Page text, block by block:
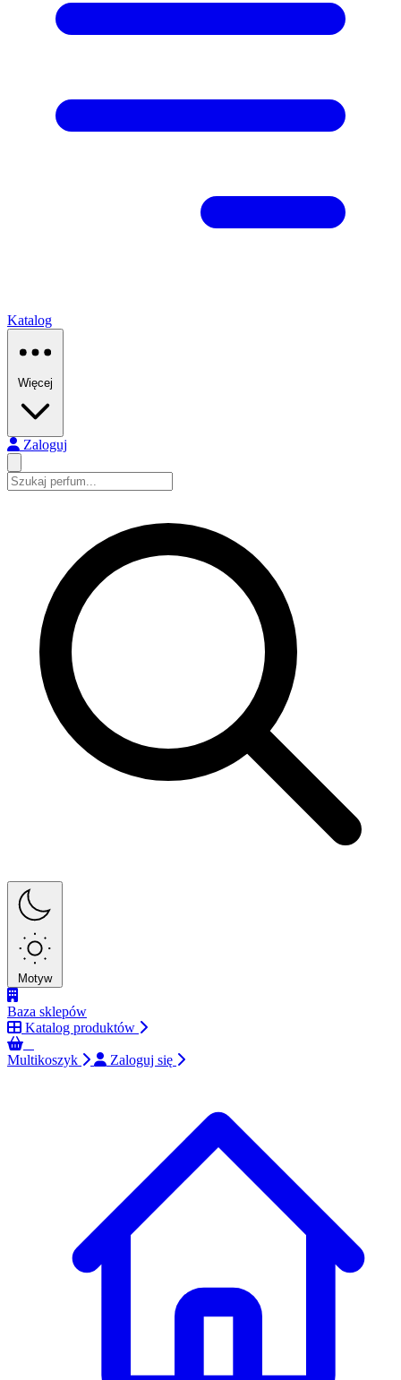
Katalog
Więcej
Zaloguj
Motyw
Baza sklepów
Katalog produktów
Multikoszyk
Zaloguj się